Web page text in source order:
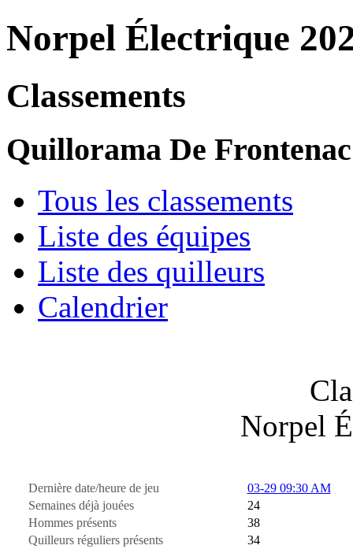
Norpel Électrique
Classements
Quillorama De Frontenac
Tous les classements
Liste des équipes
Liste des quilleurs
Calendrier
Norpel
Dernière date/heure de jeu
03-29 09:30 AM
Semaines déjà jouées
24
Hommes présents
38
Quilleurs réguliers présents
34